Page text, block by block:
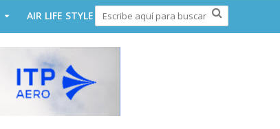
AIR LIFE STYLE